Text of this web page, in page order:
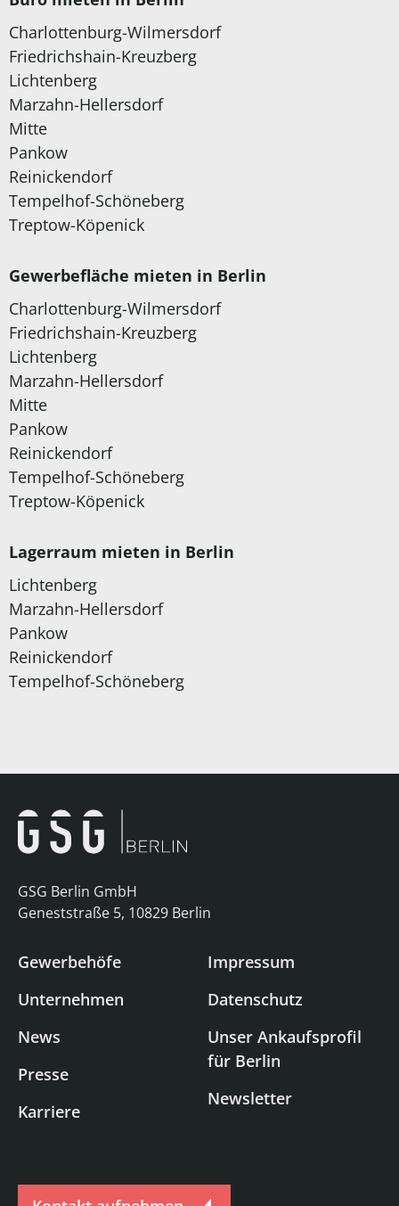
Charlottenburg-Wilmersdorf
Friedrichshain-Kreuzberg
Lichtenberg
Marzahn-Hellersdorf
Mitte
Pankow
Reinickendorf
Tempelhof-Schöneberg
Treptow-Köpenick
Gewerbefläche mieten in Berlin
Charlottenburg-Wilmersdorf
Friedrichshain-Kreuzberg
Lichtenberg
Marzahn-Hellersdorf
Mitte
Pankow
Reinickendorf
Tempelhof-Schöneberg
Treptow-Köpenick
Lagerraum mieten in Berlin
Lichtenberg
Marzahn-Hellersdorf
Pankow
Reinickendorf
Tempelhof-Schöneberg
GSG Berlin GmbH
Geneststraße 5, 10829 Berlin
Gewerbehöfe
Unternehmen
News
Presse
Karriere
Impressum
Datenschutz
Unser Ankaufsprofil
für Berlin
Newsletter